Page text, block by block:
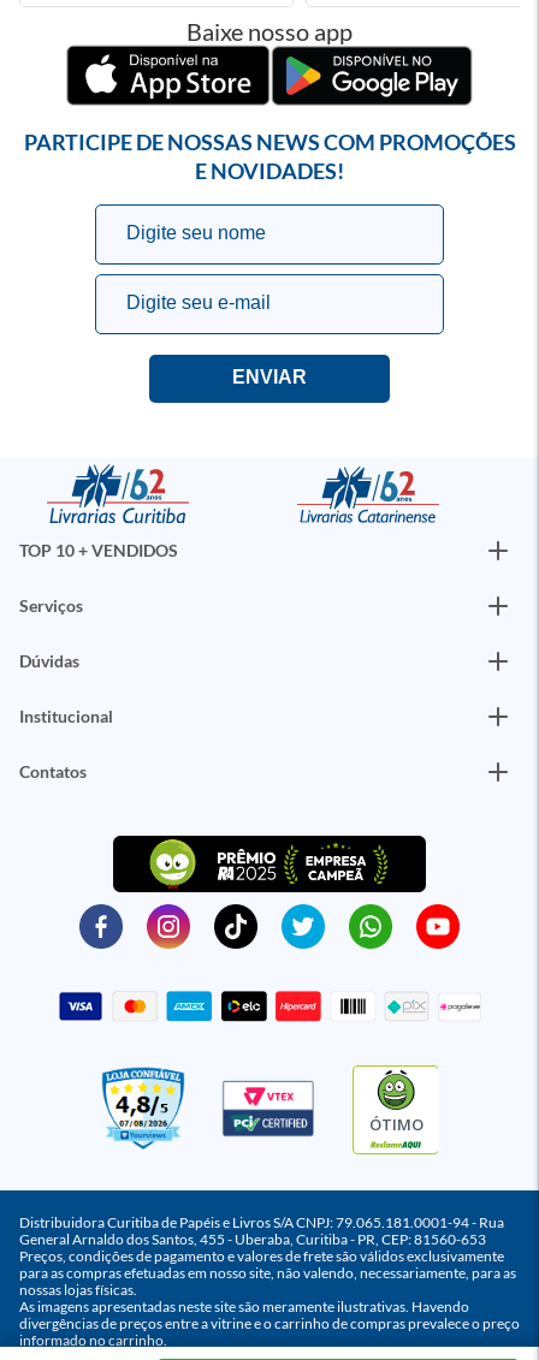
Baixe nosso app
PARTICIPE DE NOSSAS NEWS COM PROMOÇÕES
E NOVIDADES!
TOP 10 + VENDIDOS
Serviços
Dúvidas
Institucional
Contatos
ÓTIMO
Distribuidora Curitiba de Papéis e Livros S/A CNPJ: 79.065.181.0001-94 - Rua
General Arnaldo dos Santos, 455 - Uberaba, Curitiba - PR, CEP: 81560-653
Preços, condições de pagamento e valores de frete são válidos exclusivamente
para as compras efetuadas em nosso site, não valendo, necessariamente, para as
nossas lojas físicas.
As imagens apresentadas neste site são meramente ilustrativas. Havendo
divergências de preços entre a vitrine e o carrinho de compras prevalece o preço
informado no carrinho.